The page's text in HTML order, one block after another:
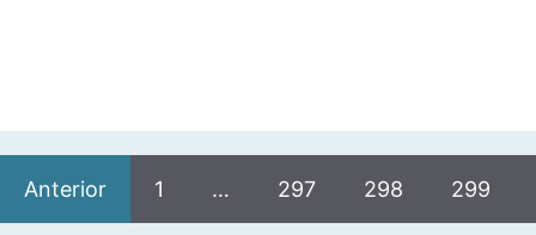
Anterior 1 … 297 298 299